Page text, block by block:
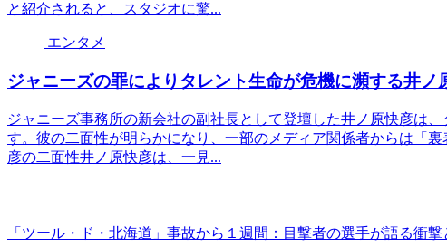
と紹介されると、スタジオに驚...
エンタメ
ジャニーズの罪によりタレント生命が危機に瀕する井ノ
ジャニーズ事務所の新会社の副社長として登壇した井ノ原快彦は
す。彼の二面性が明らかになり、一部のメディア関係者からは「
彦の二面性井ノ原快彦は、一見...
「ツール・ド・北海道」事故から１週間：目撃者の選手が語る衝撃